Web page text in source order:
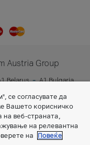
Austria Group
Belarus
A1 Bulgaria
се согласувате да
Вашето корисничко
на веб-страната,
на релевантна
на
Повеќе